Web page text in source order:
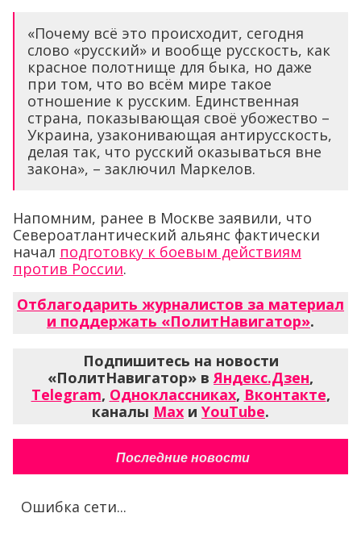
«Почему всё это происходит, сегодня
слово «русский» и вообще русскость, как
красное полотнище для быка, но даже
при том, что во всём мире такое
отношение к русским. Единственная
страна, показывающая своё убожество –
Украина, узаконивающая антирусскость,
делая так, что русский оказываться вне
закона», – заключил Маркелов.
Напомним, ранее в Москве заявили, что
Североатлантический альянс фактически
начал подготовку к боевым действиям
против России.
Отблагодарить журналистов за материал
и поддержать «ПолитНавигатор».
Подпишитесь на новости
«ПолитНавигатор» вЯндекс.Дзен,
Telegram, Одноклассниках, Вконтакте,
каналы Max и YouTube.
Последние новости
Ошибка сети...